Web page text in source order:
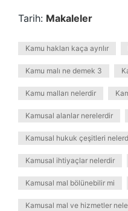
Tarih: Makaleler
Kamu hakları kaça ayrılır
Kamu malı ne demek 3
Kamu malları nelerdir
Kamusal alanlar nerelerdir
Kamusal hukuk çeşitleri
Kamusal ihtiyaçlar nelerdir
Kamusal mal bölünebilir mi
Kamusal mal ve hizmetler